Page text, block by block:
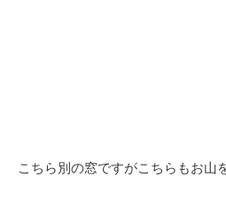
こちら別の窓ですがこちらもお山